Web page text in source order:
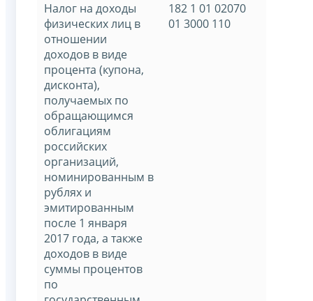
Налог на доходы
физических лиц в
отношении
доходов в виде
процента (купона,
дисконта),
получаемых по
обращающимся
облигациям
российских
организаций,
номинированным в
рублях и
эмитированным
после 1 января
2017 года, а также
доходов в виде
суммы процентов
по
182 1 01 02070
01 3000 110